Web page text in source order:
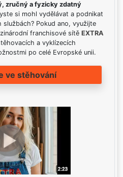
zručný a fyzicky zdatný
si mohl vydělávat a podnikat
Pokud ano, využijte
franchisové sítě EXTRA
a vyklízecích
po celé Evropské unii.
ve stěhování